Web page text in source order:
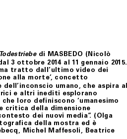
Todestriebe di MASBEDO (Nicolò
3 ottobre 2014 al 11 gennaio 2015.
tratto dall’ultimo video dei
alla morte’, concetto
umano, che aspira al
e altri inediti esplorano
loro definiscono ‘umanesimo
critica della dimensione
dei nuovi media”. (Olga
della mostra ed è
Michel Maffesoli, Beatrice